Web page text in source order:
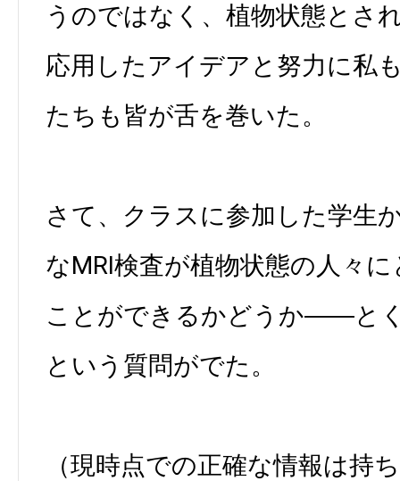
うのではなく、植物状態とさ
応用したアイデアと努力に私
たちも皆が舌を巻いた。
さて、クラスに参加した学生
なMRI検査が植物状態の人々
ことができるかどうか――と
という質問がでた。
（現時点での正確な情報は持